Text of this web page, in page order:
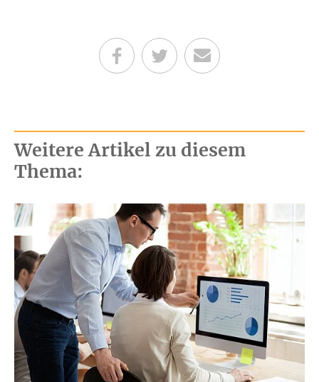
Teilen auf Facebook
Teilen auf Twitter
Per E-Mail senden
Weitere Artikel zu diesem
Thema: